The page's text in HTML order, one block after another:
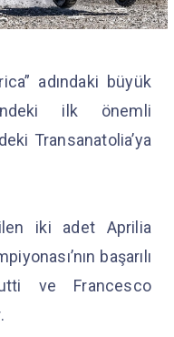
adındaki büyük
ilk önemli
Transanatolia’ya
iki adet Aprilia
başarılı
ve Francesco